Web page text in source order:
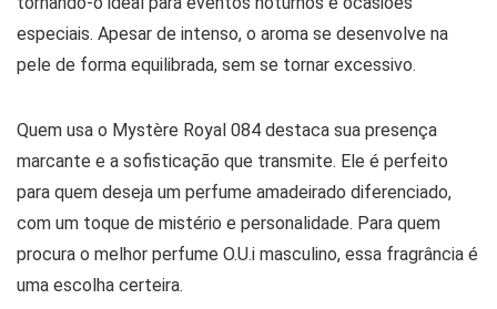
especiais. Apesar de intenso, o aroma se desenvolve na
pele de forma equilibrada, sem se tornar excessivo.
Quem usa o Mystère Royal 084 destaca sua presença
marcante e a sofisticação que transmite. Ele é perfeito
para quem deseja um perfume amadeirado diferenciado,
com um toque de mistério e personalidade. Para quem
procura o melhor perfume O.U.i masculino, essa fragrância é
uma escolha certeira.